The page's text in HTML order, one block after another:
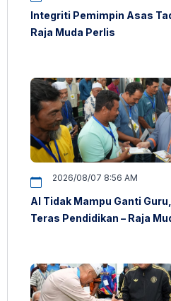
Integriti Pemimpin Asas
Raja Muda Perlis
2026/08/07 8:56 AM
AI Tidak Mampu Ganti
Teras Pendidikan – Raja